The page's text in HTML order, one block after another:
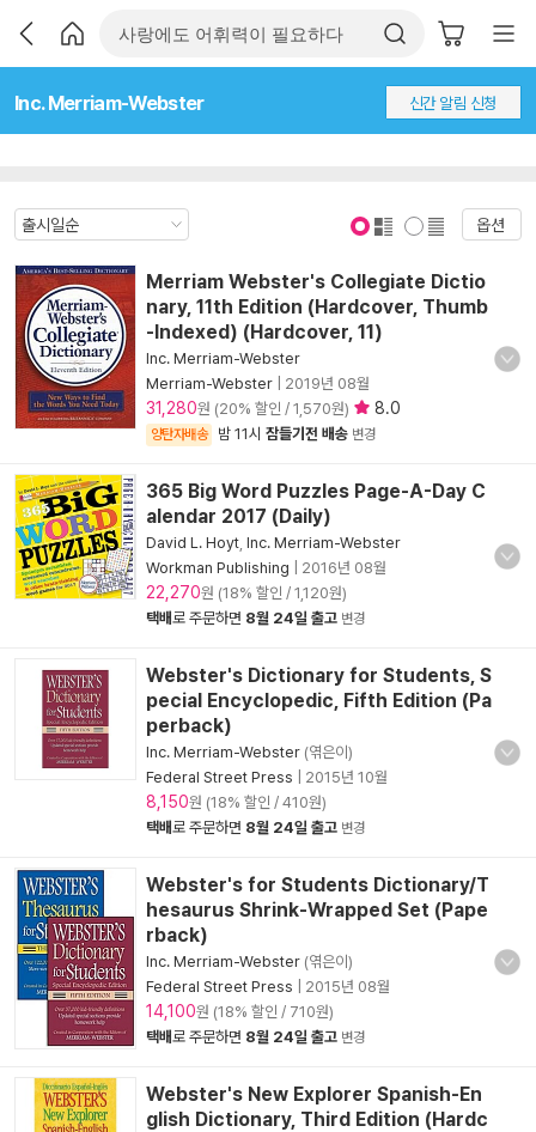
Inc. Merriam-Webster 신간 알림 신청
옵션
Merriam Webster's Collegiate Dictio
nary, 11th Edition (Hardcover, Thumb
-Indexed) (Hardcover, 11)
Inc. Merriam-Webster
Merriam-Webster
2019년 08월
31,280원 (20% 할인 / 1,570원) 8.0
양탄자배송 밤 11시 잠들기전 배송 변경
365 Big Word Puzzles Page-A-Day C
alendar 2017 (Daily)
David L. Hoyt Inc. Merriam-Webster
Workman Publishing
2016년 08월
22,270원 (18% 할인 / 1,120원)
택배로 주문하면 8월 24일 출고 변경
Webster's Dictionary for Students, S
pecial Encyclopedic, Fifth Edition (Pa
perback)
Inc. Merriam-Webster (엮은이)
Federal Street Press
2015년 10월
8,150원 (18% 할인 / 410원)
택배로 주문하면 8월 24일 출고 변경
Webster's for Students Dictionary/T
hesaurus Shrink-Wrapped Set (Pape
rback)
Inc. Merriam-Webster (엮은이)
Federal Street Press
2015년 08월
14,100원 (18% 할인 / 710원)
택배로 주문하면 8월 24일 출고 변경
Webster's New Explorer Spanish-En
glish Dictionary, Third Edition (Hardc